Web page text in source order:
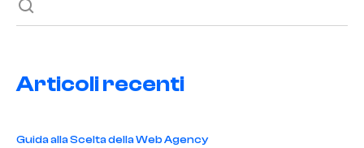
Articoli recenti
Guida alla Scelta della Web Agency